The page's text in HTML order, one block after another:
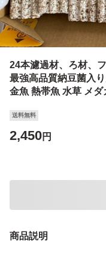
24本濾過材、ろ材、
最強高品質納豆菌入
金魚 熱帯魚 水草 メ
送料無料
2,450円
商品説明